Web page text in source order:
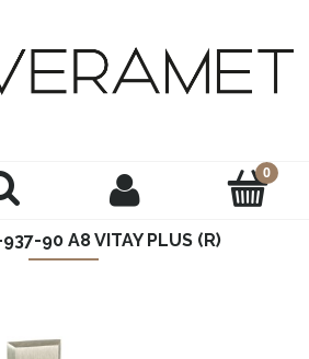
90 A8 VITAY PLUS (R)